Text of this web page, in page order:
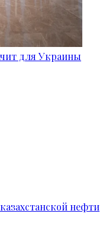
для Украины
нефти